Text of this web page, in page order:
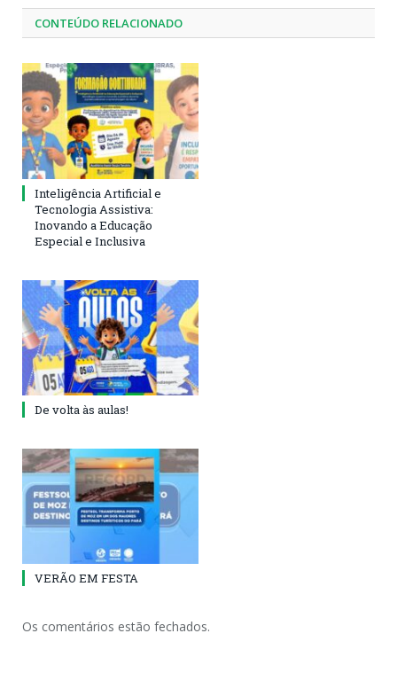
CONTEÚDO RELACIONADO
Inteligência Artificial e
Tecnologia Assistiva:
Inovando a Educação
Especial e Inclusiva
De volta às aulas!
VERÃO EM FESTA
Os comentários estão fechados.